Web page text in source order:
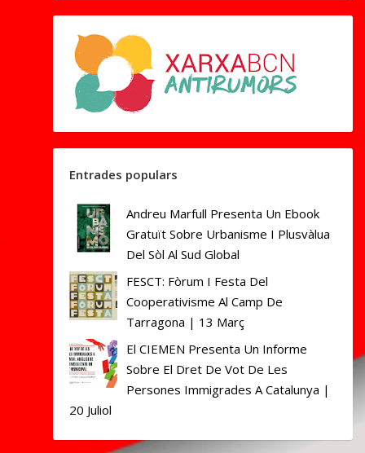
Entrades populars
Andreu Marfull Presenta Un Ebook
Gratuït Sobre Urbanisme I Plusvàlua
Del Sòl Al Sud Global
FESCT: Fòrum I Festa Del
Cooperativisme Al Camp De
Tarragona | 13 Març
El CIEMEN Presenta Un Informe
Sobre El Dret De Vot De Les
Persones Immigrades A Catalunya |
20 Juliol